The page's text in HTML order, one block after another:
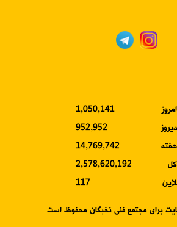
1,050,141
952,952
هفته
14,769,742
کل
2,578,620,192
117
برای مجتمع فنی نخبگان محفوظ است